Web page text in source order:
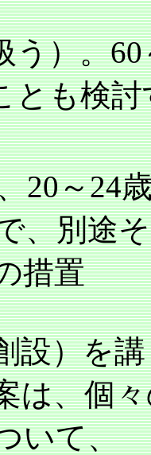
う）。60
とも検討
20～24
、別途
措置
設）を
は、個
いて、